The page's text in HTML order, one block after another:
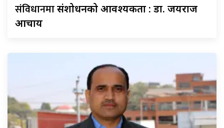
संविधानमासंशोधनको आवश्यकता : डा. जयराज
आचार्य